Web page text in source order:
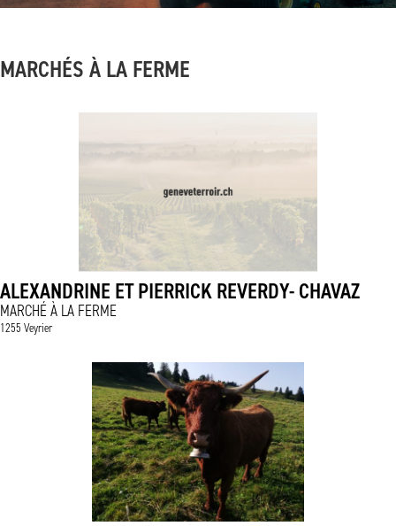
MARCHÉS À LA FERME
ALEXANDRINE ET PIERRICK REVERDY- CHAVAZ
MARCHÉ À LA FERME
1255 Veyrier